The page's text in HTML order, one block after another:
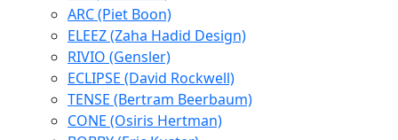
ARC (Piet Boon)
ELEEZ (Zaha Hadid Design)
RIVIO (Gensler)
ECLIPSE (David Rockwell)
TENSE (Bertram Beerbaum)
CONE (Osiris Hertman)